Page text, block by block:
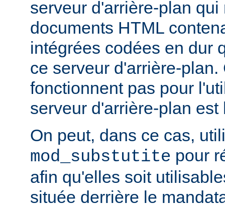
serveur d'arrière-plan qui
documents HTML
intégrées codées en dur
ce serveur d'arrière-
fonctionnent pas pour
serveur d'arrière-plan est
On peut, dans ce cas,
mod_substutite pour
afin qu'elles soit
située derrière le